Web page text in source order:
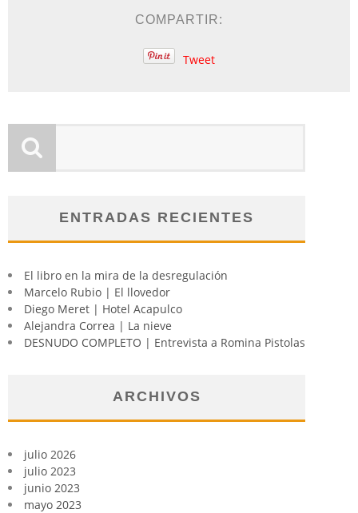
COMPARTIR:
Tweet
ENTRADAS RECIENTES
El libro en la mira de la desregulación
Marcelo Rubio | El llovedor
Diego Meret | Hotel Acapulco
Alejandra Correa | La nieve
DESNUDO COMPLETO | Entrevista a Romina Pistolas
ARCHIVOS
julio 2026
julio 2023
junio 2023
mayo 2023